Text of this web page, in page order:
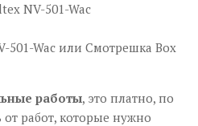
NV-501-Wac
501-Wac или Смотрешка Box
работы, это платно, по
от работ, которые нужно